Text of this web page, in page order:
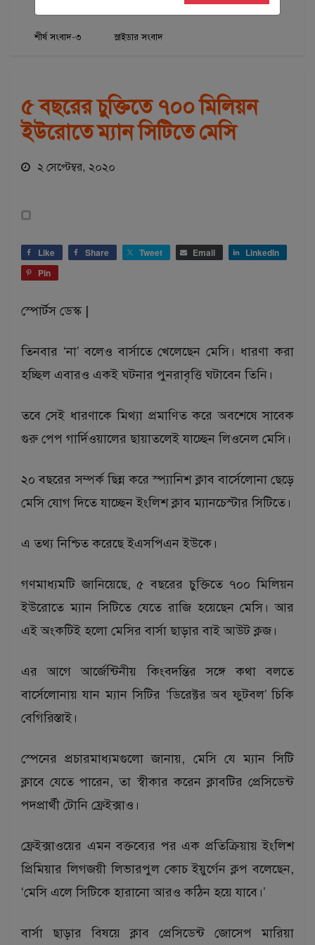
শীর্ষ সংবাদ-৩ স্লাইডার সংবাদ
৫ বছরের চুক্তিতে ৭০০ মিলিয়ন
ইউরোতে ম্যান সিটিতে মেসি
২ সেপ্টেম্বর, ২০২০
Like Share Tweet Email
LinkedIn
Pin
স্পোর্টস ডেস্ক |
তিনবার ‘না’ বলেও বার্সাতে খেলেছেন মেসি। ধারণা করা
হচ্ছিল এবারও একই ঘটনার পুনরাবৃত্তি ঘটাবেন তিনি।
তবে সেই ধারণাকে মিথ্যা প্রমাণিত করে অবশেষে সাবেক
গুরু পেপ গার্দিওয়ালের ছায়াতলেই যাচ্ছেন লিওনেল মেসি।
২০ বছরের সম্পর্ক ছিন্ন করে স্প্যানিশ ক্লাব বার্সেলোনা ছেড়ে
মেসি যোগ দিতে যাচ্ছেন ইংলিশ ক্লাব ম্যানচেস্টার সিটিতে।
এ তথ্য নিশ্চিত করেছে ইএসপিএন ইউকে।
গণমাধ্যমটি জানিয়েছে, ৫ বছরের চুক্তিতে ৭০০ মিলিয়ন
ইউরোতে ম্যান সিটিতে যেতে রাজি হয়েছেন মেসি। আর
এই অংকটিই হলো মেসির বার্সা ছাড়ার বাই আউট ক্লজ।
এর আগে আর্জেন্টিনীয় কিংবদন্তির সঙ্গে কথা বলতে
বার্সেলোনায় যান ম্যান সিটির ‘ডিরেক্টর অব ফুটবল’ চিকি
বেগিরিস্তাই।
স্পেনের প্রচারমাধ্যমগুলো জানায়, মেসি যে ম্যান সিটি
ক্লাবে যেতে পারেন, তা স্বীকার করেন ক্লাবটির প্রেসিডেন্ট
পদপ্রার্থী টোনি ফ্রেইক্সাও।
ফ্রেইক্সাওয়ের এমন বক্তব্যের পর এক প্রতিক্রিয়ায় ইংলিশ
প্রিমিয়ার লিগজয়ী লিভারপুল কোচ ইয়ুর্গেন ক্লপ বলেছেন,
‘মেসি এলে সিটিকে হারানো আরও কঠিন হয়ে যাবে।’
বার্সা ছাড়ার বিষয়ে ক্লাব প্রেসিডেন্ট জোসেপ মারিয়া